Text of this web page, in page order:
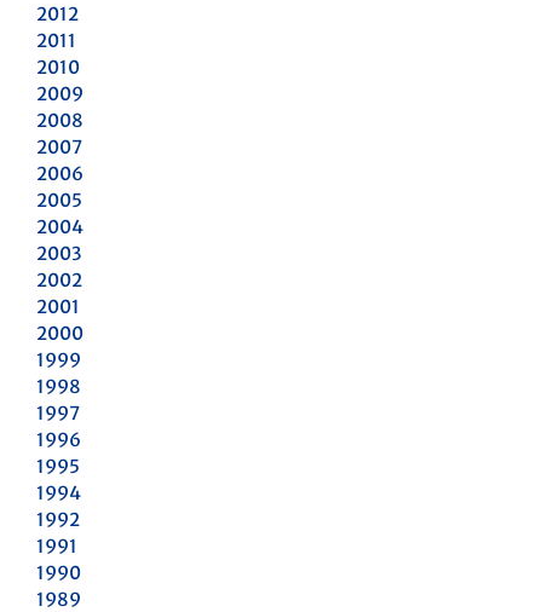
2012
2011
2010
2009
2008
2007
2006
2005
2004
2003
2002
2001
2000
1999
1998
1997
1996
1995
1994
1992
1991
1990
1989